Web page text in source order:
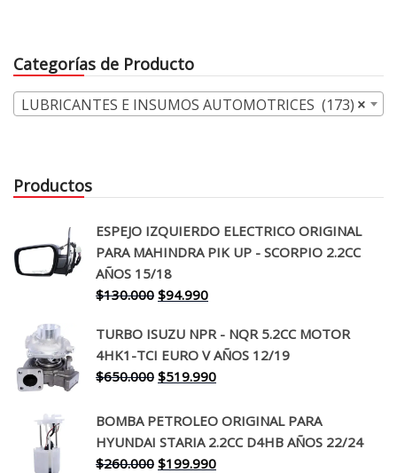
$8.000.$6.490.
Categorías de Producto
×
LUBRICANTES E INSUMOS AUTOMOTRICES (173)
Productos
ESPEJO IZQUIERDO ELECTRICO ORIGINAL
PARA MAHINDRA PIK UP - SCORPIO 2.2CC
AÑOS 15/18
$130.000 El
original
era:
$130.000.
$94.990El
actual
es:
$94.990.
TURBO ISUZU NPR - NQR 5.2CC MOTOR
4HK1-TCI EURO V AÑOS 12/19
$650.000 El
original
era:
$650.000.
$519.990El
actual
es:
$519.990.
BOMBA PETROLEO ORIGINAL PARA
HYUNDAI STARIA 2.2CC D4HB AÑOS 22/24
$260.000 El
$199.990El